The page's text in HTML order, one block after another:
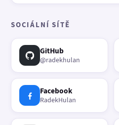
SOCIÁLNÍ SÍTĚ
GitHub
@radekhulan
Facebook
RadekHulan